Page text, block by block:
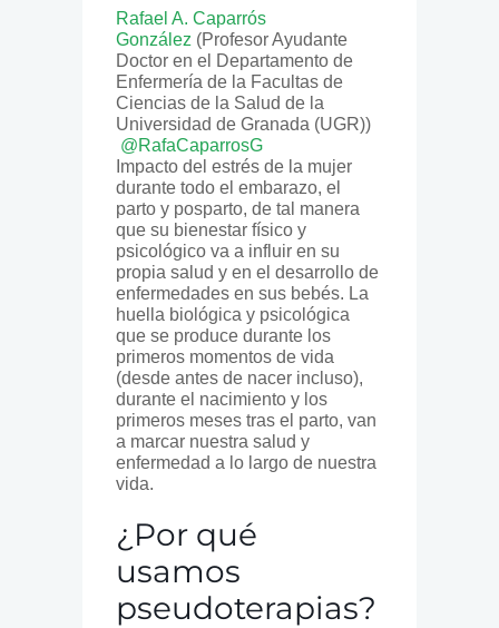
Rafael A. Caparrós
González (Profesor Ayudante
Doctor en el Departamento de
Enfermería de la Facultas de
Ciencias de la Salud de la
Universidad de Granada (UGR))
@RafaCaparrosG
Impacto del estrés de la mujer
durante todo el embarazo, el
parto y posparto, de tal manera
que su bienestar físico y
psicológico va a influir en su
propia salud y en el desarrollo de
enfermedades en sus bebés. La
huella biológica y psicológica
que se produce durante los
primeros momentos de vida
(desde antes de nacer incluso),
durante el nacimiento y los
primeros meses tras el parto, van
a marcar nuestra salud y
enfermedad a lo largo de nuestra
vida.
¿Por qué
usamos
pseudoterapias?